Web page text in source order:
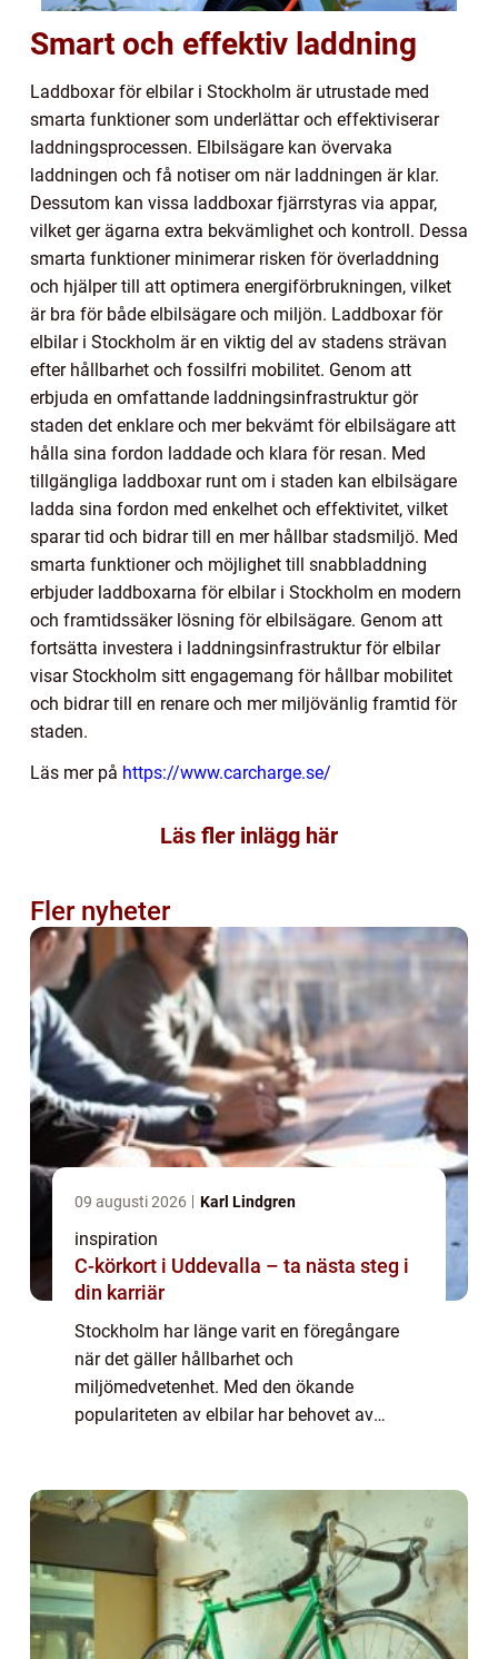
Smart och effektiv laddning
Laddboxar för elbilar i Stockholm är utrustade med
smarta funktioner som underlättar och effektiviserar
laddningsprocessen. Elbilsägare kan övervaka
laddningen och få notiser om när laddningen är klar.
Dessutom kan vissa laddboxar fjärrstyras via appar,
vilket ger ägarna extra bekvämlighet och kontroll. Dessa
smarta funktioner minimerar risken för överladdning
och hjälper till att optimera energiförbrukningen, vilket
är bra för både elbilsägare och miljön. Laddboxar för
elbilar i Stockholm är en viktig del av stadens strävan
efter hållbarhet och fossilfri mobilitet. Genom att
erbjuda en omfattande laddningsinfrastruktur gör
staden det enklare och mer bekvämt för elbilsägare att
hålla sina fordon laddade och klara för resan. Med
tillgängliga laddboxar runt om i staden kan elbilsägare
ladda sina fordon med enkelhet och effektivitet, vilket
sparar tid och bidrar till en mer hållbar stadsmiljö. Med
smarta funktioner och möjlighet till snabbladdning
erbjuder laddboxarna för elbilar i Stockholm en modern
och framtidssäker lösning för elbilsägare. Genom att
fortsätta investera i laddningsinfrastruktur för elbilar
visar Stockholm sitt engagemang för hållbar mobilitet
och bidrar till en renare och mer miljövänlig framtid för
staden.
Läs mer på https://www.carcharge.se/
Läs fler inlägg här
Fler nyheter
09 augusti 2026 Karl Lindgren
inspiration
C-körkort i Uddevalla – ta nästa steg i
din karriär
Stockholm har länge varit en föregångare
när det gäller hållbarhet och
miljömedvetenhet. Med den ökande
populariteten av elbilar har behovet av
elbilar i Stockholm oc...